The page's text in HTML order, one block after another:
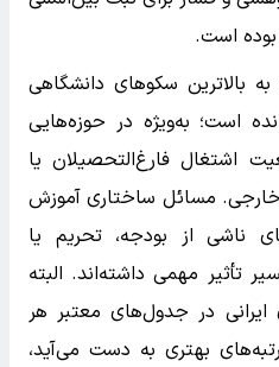
بوده است.
بالاترین سکوهای دانشگاهی
است؛ به‌ویژه در حوزه‌هایی
اشتغال فارغ‌التحصیلان یا
مسائل ساختاری آموزش
ناشی از بودجه، تحریم یا
تأثیر مهمی داشته‌اند. البته
در جدول‌های معتبر هر
بهتری به دست می‌آید،